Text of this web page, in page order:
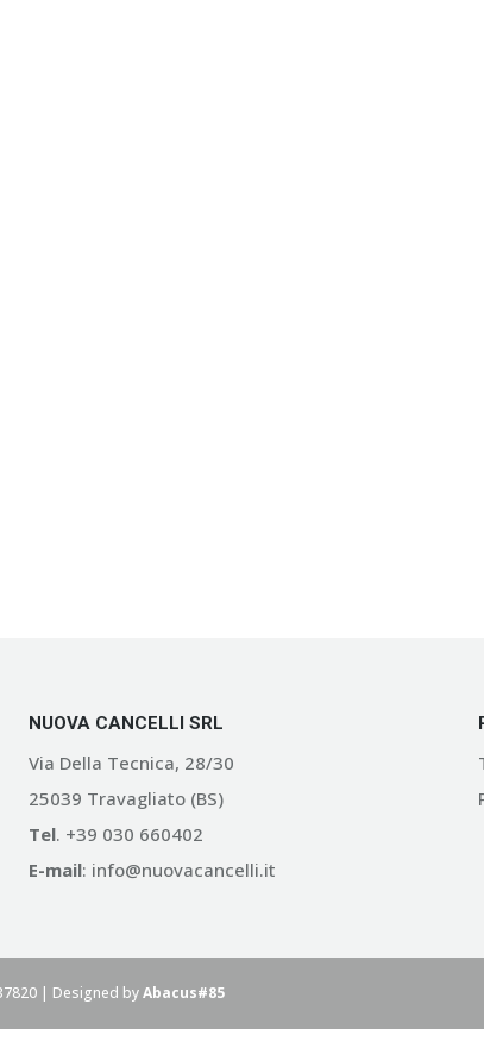
NUOVA CANCELLI SRL
Via Della Tecnica, 28/30
25039 Travagliato (BS)
Tel. +39 030 660402
E-mail: info@nuovacancelli.it
| Designed byAbacus#85